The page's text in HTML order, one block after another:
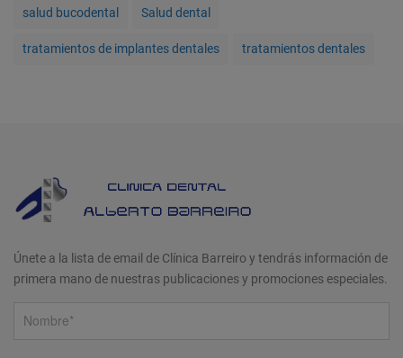
salud bucodental Salud dental
tratamientos de implantes dentales tratamientos dentales
Únete a la lista de email de Clínica Barreiro y tendrás información de
primera mano de nuestras publicaciones y promociones especiales.